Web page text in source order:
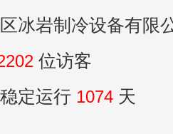
冰岩制冷设备有限
位访客
定运行 1074 天